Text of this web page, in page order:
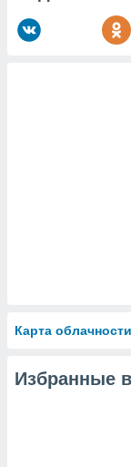
Карта облачности
Избранные